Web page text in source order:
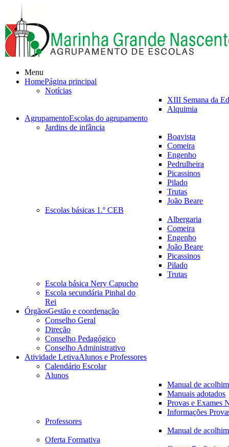
Menu
HomePágina principal
Notícias
XIII Semana da
Alquimia
AgrupamentoEscolas do agrupamento
Jardins de infância
Boavista
Comeira
Engenho
Pedrulheira
Picassinos
Pilado
Trutas
João Beare
Escolas básicas 1.º CEB
Albergaria
Comeira
Engenho
João Beare
Picassinos
Pilado
Trutas
Escola básica Nery Capucho
Escola secundária Pinhal do
Rei
ÓrgãosGestão e coordenação
Conselho Geral
Direção
Conselho Pedagógico
Conselho Administrativo
Atividade LetivaAlunos e Professores
Calendário Escolar
Alunos
Manual de
Manuais adotados
Provas e Exames
Informações
Professores
Manual de
Oferta Formativa